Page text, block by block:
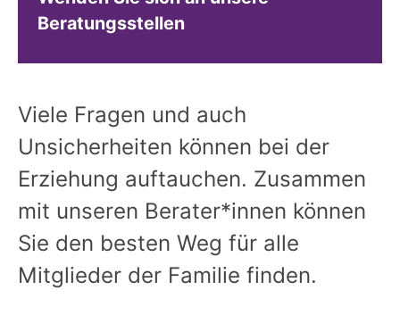
Beratungsstellen
Viele Fragen und auch
Unsicherheiten können bei der
Erziehung auftauchen. Zusammen
mit unseren Berater*innen können
Sie den besten Weg für alle
Mitglieder der Familie finden.